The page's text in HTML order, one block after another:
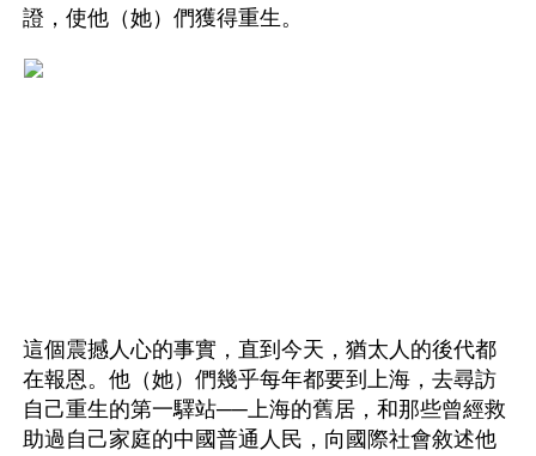
證，使他（她）們獲得重生。
這個震撼人心的事實，直到今天，猶太人的後代都
在報恩。他（她）們幾乎每年都要到上海，去尋訪
自己重生的第一驛站──上海的舊居，和那些曾經救
助過自己家庭的中國普通人民，向國際社會敘述他